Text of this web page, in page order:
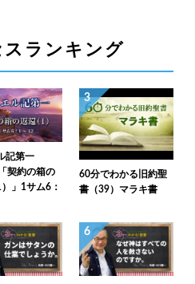
ランキング
記第一
契約の箱の
」1サム6：
3
60分でわかる旧約聖
書（39）マラキ書
6